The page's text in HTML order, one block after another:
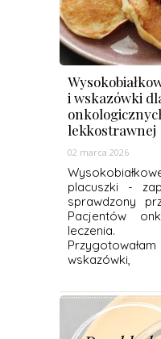
i wskazówki
lekkostrawnej
02 marca 2026
placuszki -
sprawdzony
Pacjentów
leczenia.
wskazówki,